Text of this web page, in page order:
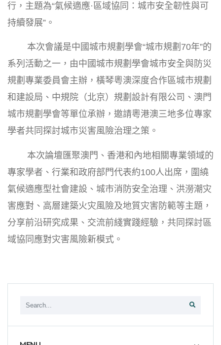
行，主題為“氣候適應·區域協同：城市安全韌性與可
持續發展”。
本次會議是中國城市規劃學會“城市規劃70年”的
系列活動之一，由中國城市規劃學會城市安全與防災
規劃專業委員會主辦，橫琴粵澳深度合作區城市規劃
和建設局、中規院（北京）規劃設計有限公司、澳門
城市規劃學會等單位承辦，邀請粵港澳三地多位專家
學者共同探討城市災害風險治理之策。
本次論壇匯聚澳門、香港和內地相關專業領域的
專家學者、行業和政府部門代表約100人出席，圍繞
氣候適應型社會建設、城市消防安全治理、洪澇潮灾
害應對、高層建築火灾風險及地質灾害防範等主題，
分享前沿研究成果、交流前綫實踐經驗，共同探討區
域協同應對灾害風險新模式。